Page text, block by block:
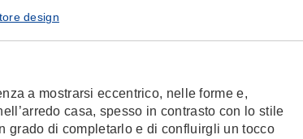
design
a mostrarsi eccentrico, nelle forme e,
casa, spesso in contrasto con lo stile
grado di completarlo e di confluirgli un tocco